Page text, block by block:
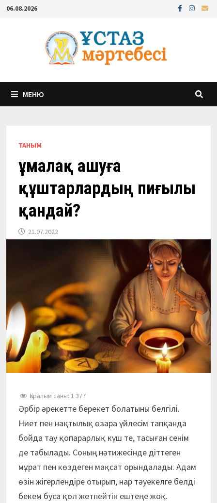
Перейти
содержимому
06.08.2026
МЕНЮ
ТАНЫМ
Құмалақ ашуға
құштарлардың пиғылы
қандай?
21.07.2022
Қаралым саны: 1 377
Әрбір әрекетте берекет болатыны белгілі.
Ниет пен нақтылық өзара үйлесім тапқанда
бойда тау қопарарлық күш те, тасыған сенім
де табылады. Соның нәтижесінде діттеген
мұрат пен көздеген мақсат орындалады. Адам
өзін жігерлендіре отырып, нар тәуекелге белді
бекем буса қол жетпейтін ештеңе жоқ.